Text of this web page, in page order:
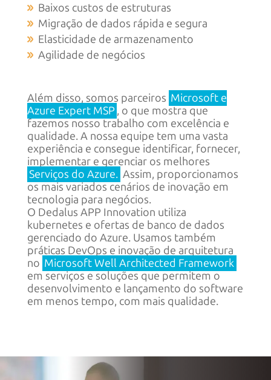
Baixos custos de estruturas
Migração de dados rápida e segura
Elasticidade de armazenamento
Agilidade de negócios
Além disso, somos parceiros Microsoft e
Azure Expert MSP , o que mostra que
fazemos nosso trabalho com excelência e
qualidade. A nossa equipe tem uma vasta
experiência e consegue identificar, fornecer,
implementar e gerenciar os melhores
Serviços do Azure. Assim, proporcionamos
os mais variados cenários de inovação em
tecnologia para negócios.
O Dedalus APP Innovation utiliza
kubernetes e ofertas de banco de dados
gerenciado do Azure. Usamos também
práticas DevOps e inovação de arquitetura
no Microsoft Well Architected Framework
em serviços e soluções que permitem o
desenvolvimento e lançamento do software
em menos tempo, com mais qualidade.